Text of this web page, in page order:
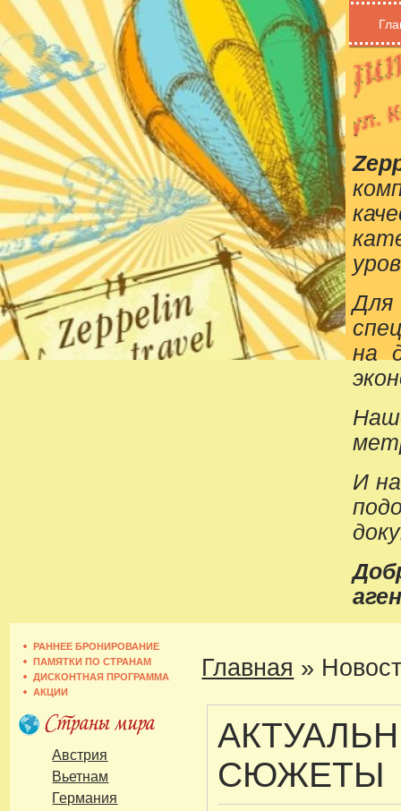
на
И
РАННЕЕ БРОНИРОВАНИЕ
ПАМЯТКИ ПО СТРАНАМ
ДИСКОНТНАЯ ПРОГРАММА
АКЦИИ
Австрия
Вьетнам
Германия
Главная »
СЮЖЕТЫ